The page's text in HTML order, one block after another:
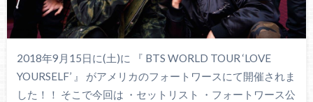
2018年9月15日に(土)に 『 BTS WORLD TOUR ‘LOVE
YOURSELF’ 』 がアメリカのフォートワースにて開催されま
した！！ そこで今回は ・セットリスト ・フォートワース公